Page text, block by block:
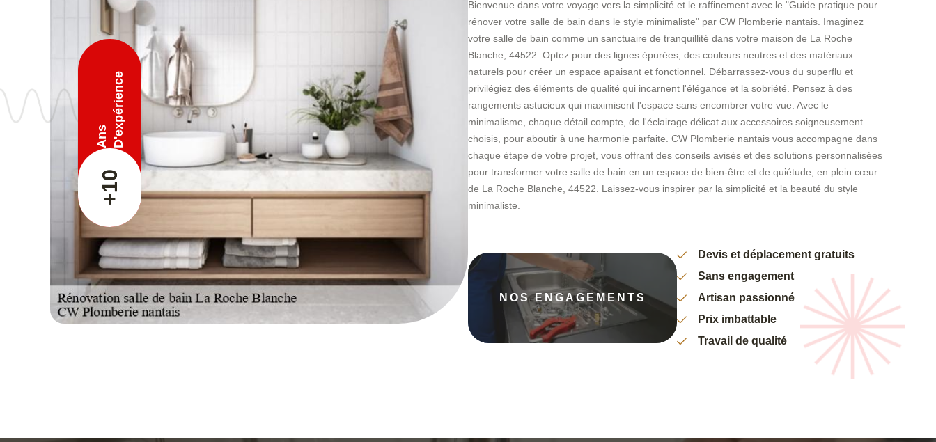
+10
Ans D'expérience
Bienvenue dans votre voyage vers la simplicité et le raffinement avec le "Guide pratique pour
rénover votre salle de bain dans le style minimaliste" par CW Plomberie nantais. Imaginez
votre salle de bain comme un sanctuaire de tranquillité dans votre maison de La Roche
Blanche, 44522. Optez pour des lignes épurées, des couleurs neutres et des matériaux
naturels pour créer un espace apaisant et fonctionnel. Débarrassez-vous du superflu et
privilégiez des éléments de qualité qui incarnent l'élégance et la sobriété. Pensez à des
rangements astucieux qui maximisent l'espace sans encombrer votre vue. Avec le
minimalisme, chaque détail compte, de l'éclairage délicat aux accessoires soigneusement
choisis, pour aboutir à une harmonie parfaite. CW Plomberie nantais vous accompagne dans
chaque étape de votre projet, vous offrant des conseils avisés et des solutions personnalisées
pour transformer votre salle de bain en un espace de bien-être et de quiétude, en plein cœur
de La Roche Blanche, 44522. Laissez-vous inspirer par la simplicité et la beauté du style
minimaliste.
NOS ENGAGEMENTS
Devis et déplacement gratuits
Sans engagement
Artisan passionné
Prix imbattable
Travail de qualité